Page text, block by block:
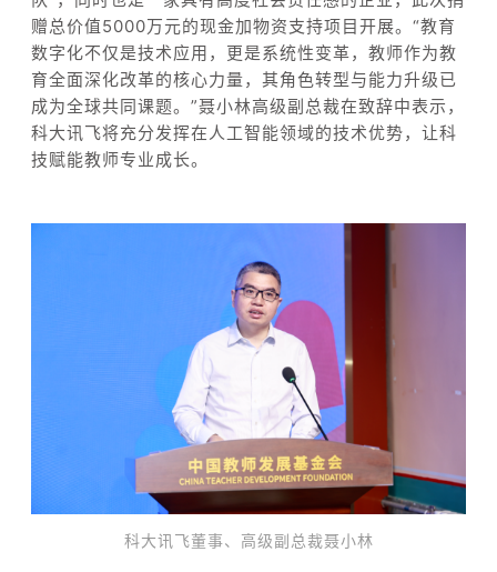
赠总价值5000万元的现金加物资支持项目开展。“教育
数字化不仅是技术应用，更是系统性变革，教师作为教
育全面深化改革的核心力量，其角色转型与能力升级已
成为全球共同课题。”聂小林高级副总裁在致辞中表示，
科大讯飞将充分发挥在人工智能领域的技术优势，让科
技赋能教师专业成长。
科大讯飞董事、高级副总裁聂小林